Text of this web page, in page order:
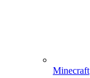
Minecraft